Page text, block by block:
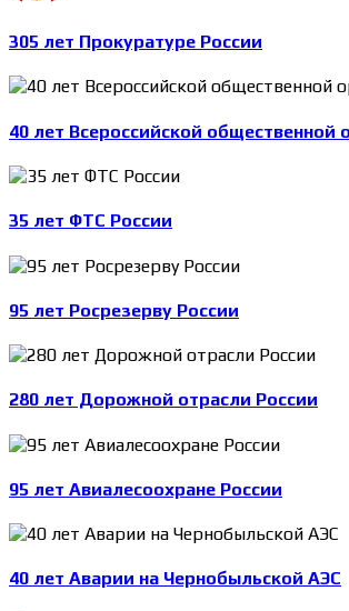
305 лет Прокуратуре России
40 лет Всероссийской общественной
35 лет ФТС России
95 лет Росрезерву России
280 лет Дорожной отрасли России
95 лет Авиалесоохране России
40 лет Аварии на Чернобыльской АЭС